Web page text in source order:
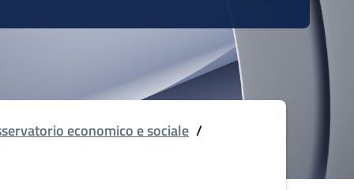
economico e sociale /